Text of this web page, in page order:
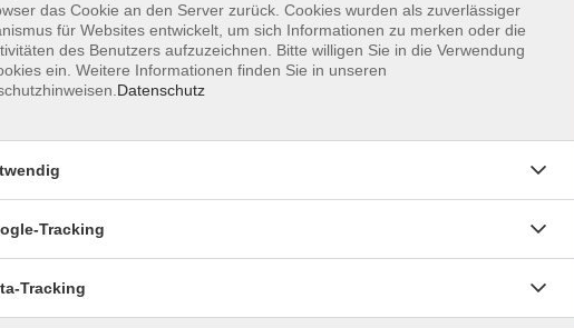
Startseite
das Cookie an den Server zurück. Cookies wurden als zuverlässiger
für Websites entwickelt, um sich Informationen zu merken oder die
des Benutzers aufzuzeichnen. Bitte willigen Sie in die Verwendung
ein. Weitere Informationen finden Sie in unseren
Datenschutz
Tracking
Tracking